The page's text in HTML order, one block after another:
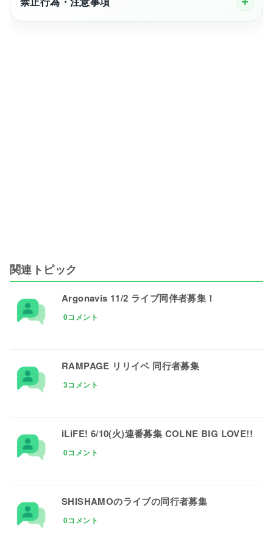
関連トピック
Argonavis 11/2 ライブ同伴者募集！
0コメント
RAMPAGE リリイベ 同行者募集
3コメント
iLiFE! 6/10(火)連番募集 COLNE BIG LOVE!!
0コメント
SHISHAMOのライブの同行者募集
0コメント